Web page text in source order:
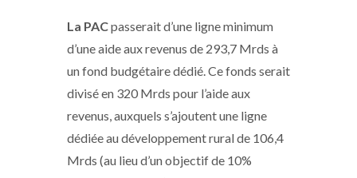
La PACpasserait d’une ligne minimum
d’une aide aux revenus de 293,7 Mrds à
un fond budgétaire dédié. Ce fonds serait
divisé en 320 Mrds pour l’aide aux
revenus, auxquels s’ajoutent une ligne
dédiée au développement rural de 106,4
Mrds (au lieu d’un objectif de 10%